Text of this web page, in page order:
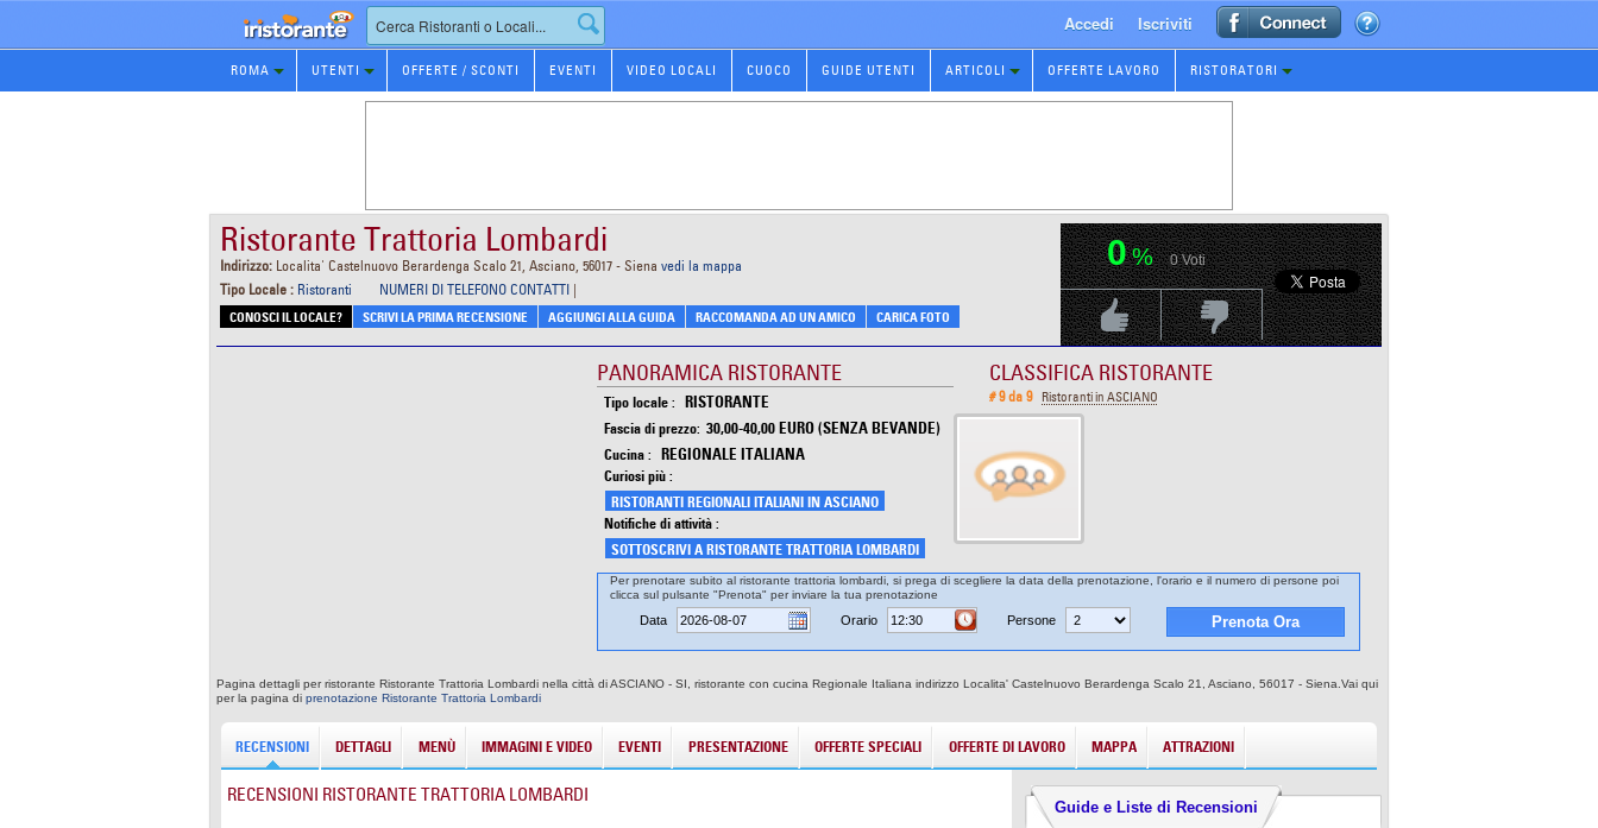
Prenotazione
Ristorante
Accedi Iscriviti
ROMA UTENTI OFFERTE / SCONTI EVENTI VIDEO LOCALI CUOCO GUIDE UTENTI ARTICOLI OFFERTE LAVORO RISTORATORI
Ristorante Trattoria Lombardi
Indirizzo: Localita' Castelnuovo Berardenga Scalo 21, Asciano, 56017 - Siena vedi la mappa
Tipo Locale : Ristoranti NUMERI DI TELEFONO CONTATTI |
CONOSCI IL LOCALE? SCRIVI LA PRIMA RECENSIONE AGGIUNGI ALLA GUIDA RACCOMANDA AD UN AMICO CARICA FOTO
0% 0Voti
Voti PositivoVoti Negativo
PANORAMICA RISTORANTE
Tipo locale : RISTORANTE
Fascia di prezzo: 30,00-40,00 EURO (SENZA BEVANDE)
Cucina : REGIONALE ITALIANA
Curiosi più :
RISTORANTI REGIONALI ITALIANI IN ASCIANO
Notifiche di attività :
SOTTOSCRIVI A RISTORANTE TRATTORIA LOMBARDI
CLASSIFICA RISTORANTE
# 9 da 9 Ristoranti in ASCIANO
Per prenotare subito al ristorante trattoria lombardi, si prega di scegliere la data della prenotazione, l'orario e il numero di persone poi
clicca sul pulsante "Prenota" per inviare la tua prenotazione
Data Orario Persone
Pagina dettagli per ristorante Ristorante Trattoria Lombardi nella città di ASCIANO - SI, ristorante con cucina Regionale Italiana indirizzo Localita' Castelnuovo Berardenga Scalo 21, Asciano, 56017 - Siena.Vai qui
per la pagina di prenotazione Ristorante Trattoria Lombardi
RECENSIONI DETTAGLI MENÙ IMMAGINI E VIDEO EVENTI PRESENTAZIONE OFFERTE SPECIALI OFFERTE DI LAVORO MAPPA ATTRAZIONI
RECENSIONI RISTORANTE TRATTORIA LOMBARDI
Guide e Liste di Recensioni